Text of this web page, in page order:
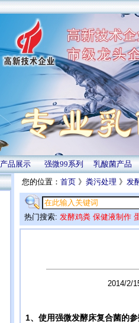
产品展示 强微99系列 乳酸菌产品
您的位置： 首页 》 粪污处理 》 发
热门搜索: 发酵鸡粪 保健液制作
2014/2/
1、使用强微发酵床复合菌的